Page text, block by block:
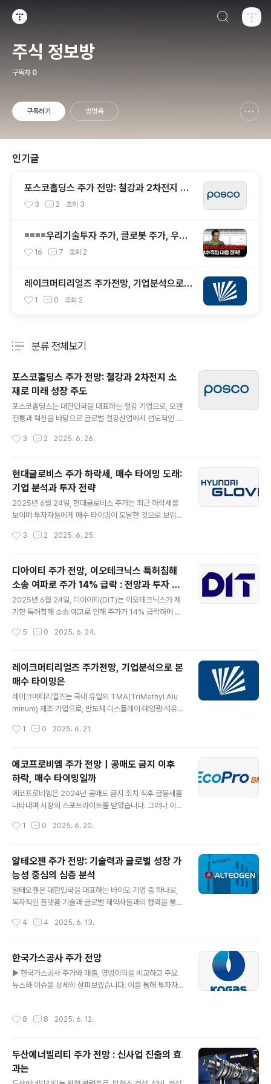
주식 정보방
구독자 0
구독하기 방명록
인기글
포스코홀딩스 주가 전망: 철강과 2차전지 소
재로 미래 성장 주도
3 2 조회 3
====우리기술투자 주가, 클로봇 주가, 우진
엔텍 네오셈 주가 전망은?
16 7 조회 2
레이크머티리얼즈 주가전망, 기업분석으로
본 매수 타이밍은
1 0 조회 2
분류 전체보기
포스코홀딩스 주가 전망: 철강과 2차전지 소
재로 미래 성장 주도
포스코홀딩스는 대한민국을 대표하는 철강 기업으로, 오랜
전통과 혁신을 바탕으로 글로벌 철강산업에서 선도적인 위
환경 에너지, 첨단 소재 분야로 사업을 확장하며 지속 가능
연계된 2차전지 소재 사업은 포스코홀딩스의 미래 성장 동
력으로 주목받고 있습니다. 이 글에서는 포스코홀딩스의
기업 개요, 주가 흐름, 사업 구조, 재무 분석, 그리고 투자 전
략을 상세히 다룹니다. 목차포스코홀딩스 기업 개요주가
흐름과 전망사업 구조와 경쟁력재무 분석투자 전략과 리스
주 묻는 질문 (FAQ)포스코홀딩스 기업 개요포스코홀딩스
3 2 2025. 6. 26.
현대글로비스 주가 하락세, 매수 타이밍 도래:
기업 분석과 투자 전략
2025년 6월 24일, 현대글로비스 주가는 최근 하락세를
보이며 투자자들에게 매수 타이밍이 도달한 것으로 보입니
을 때, 분할 매수 전략으로 접근하는 것이 적절해 보입니다.
글로벌 시장에서 입지를 강화하며 안정적인 성장 가능성을
보여주는 우량 기업입니다. 이 글에서는 현대글로비스의
사업 구조, 주가 흐름, 차트 분석, 재무 상태, 그리고 투자 전
략을 상세히 다룹니다. 목차현대글로비스 기업 개요주가
하락의 배경과 매수 기회주가 차트 분석기업 재무 분석현
론: 현대글로비스의 투자 매력자주 묻는 질문 (FAQ)현대
3 2 2025. 6. 25.
디아이티 주가 전망, 이오테크닉스 특허침해
소송 여파로 주가 14% 급락 : 전망과 투자 전
략
2025년 6월 24일, 디아이티(DIT)는 이오테크닉스가 제
기한 특허침해 소송 예고로 인해 주가가 14% 급락하며 장
하이닉스와 협력해 레이저 어닐링 기술을 개발한 디아이티
단순한 기업 간 분쟁을 넘어 국내 반도체 장비 산업의 신뢰
도와 경쟁력을 시험하는 중요한 사례로 주목받고 있습니
다. 본 기사에서는 디아이티의 기업 개요, 주가 흐름, 차트
분석, 실적, 그리고 이번 소송이 미칠 영향과 투자 전략을
상세히 다룹니다.목차디아이티 기업 개요특허침해 소송의
구조투자 전략과 리스크 관리디아이티의 기술 경쟁력과 신
5 0 2025. 6. 24.
레이크머티리얼즈 주가전망, 기업분석으로 본
매수 타이밍은
레이크머티리얼즈는 국내 유일의 TMA(TriMethyl Alu
minum) 제조 기업으로, 반도체·디스플레이·태양광·석유화
근 주가 조정 이후 반등 가능성이 커지면서 투자자들의 관
의 기술력, 실적, 차트 흐름, 업계 동향을 종합적으로 분석
하고, 매수 타이밍을 판단하는 데 필요한 정보를 제공합니
다. 목차레이크머티리얼즈 기업 개요주가전망 및 차트 분
석최근 실적과 재무 안정성시장 동향 및 경쟁력ESG 경영
과 장기 성장성결론 및 투자 전략1. 레이크머티리얼즈 기업
기술을 보유한 기업으로, 고순도 알루미늄 화합물을 제조
1 0 2025. 6. 21.
에코프로비엠 주가 전망｜공매도 금지 이후
하락, 매수 타이밍일까
에코프로비엠은 2024년 공매도 금지 조치 직후 급등세를
나타내며 시장의 스포트라이트를 받았습니다. 그러나 이후
있습니다. 특히 글로벌 투자은행인 골드만삭스의 부정적인
를 하향 조정하면서 주가 하방 압력이 가중되고 있는 상황
입니다. 본 글에서는 에코프로비엠 주가 전망을 중심으로,
기업의 기술력, 재무 상태, 전기차 배터리 산업에서의 경쟁
력, 그리고 글로벌 경제 상황까지 다각도로 분석해 투자자
들이 전략적인 판단을 내릴 수 있도록 정보를 제공합니다.
트 분석에코프로비엠 재무 분석 및 주요 이슈에코프로비엠
1 0 2025. 6. 20.
알테오젠 주가 전망: 기술력과 글로벌 성장 가
능성 중심의 심층 분석
알테오젠은 대한민국을 대표하는 바이오 기업 중 하나로,
독자적인 플랫폼 기술과 글로벌 제약사들과의 협력을 통해
는 알테오젠의 기업 개요, 주가 동향, 핵심 기술, 재무 현황,
투자 가치를 분석해보겠습니다. 1. 알테오젠 기업 개요와
핵심 기술알테오젠은 2008년에 설립된 바이오 의약품 전
문 기업으로, 2014년에 코스닥 시장에 상장되었습니다.
주력 사업은 바이오시밀러 및 항체약물접합체(ADC), 피하
다. 가장 주목받는 기술은 인간 히알루로니다아제(ALT-B
4 4 2025. 6. 13.
한국가스공사 주가 전망
▶ 한국가스공사 주가와 매출, 영업이익을 비교하고 주요
뉴스와 이슈를 상세히 살펴보겠습니다. 이를 통해 투자자
가스공사의 역할과 국내외 정책 변화가 기업에 미칠 영향
국가스공사의 지속 가능성을 높이는 방향을 구체적으로 논
의하며, 새롭게 떠오르는 시장 기회와 도전 과제도 함께 검
토해 보겠습니다. 이를 통해 투자자들은 다양한 시각에서
8 8 2025. 6. 12.
두산에너빌리티 주가 전망 : 신사업 진출의 효
과는